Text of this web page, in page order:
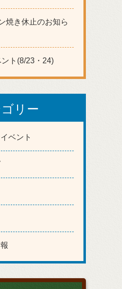
焼き休止のお知ら
ト(8/23・24)
リー
ベント